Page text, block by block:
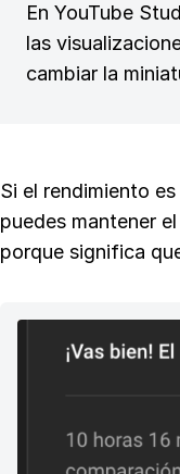
En YouTube
las
cambiar la
Si el rendimiento
puedes mantener
porque significa